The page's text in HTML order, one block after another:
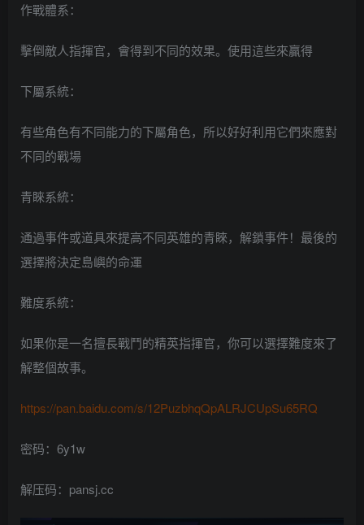
作戰體系：
擊倒敵人指揮官，會得到不同的效果。使用這些來贏得
下屬系統：
有些角色有不同能力的下屬角色，所以好好利用它們來應對
不同的戰場
青睞系統：
通過事件或道具來提高不同英雄的青睞，解鎖事件！最後的
選擇將決定島嶼的命運
難度系統：
如果你是一名擅長戰鬥的精英指揮官，你可以選擇難度來了
解整個故事。
https://pan.baidu.com/s/12PuzbhqQpALRJCUpSu65RQ
密码：6y1w
解压码：pansj.cc